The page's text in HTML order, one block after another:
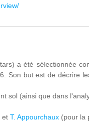
a été sélectionnée
Son but est de décrire
sol (ainsi que dans
et T. Appourchaux (pour la